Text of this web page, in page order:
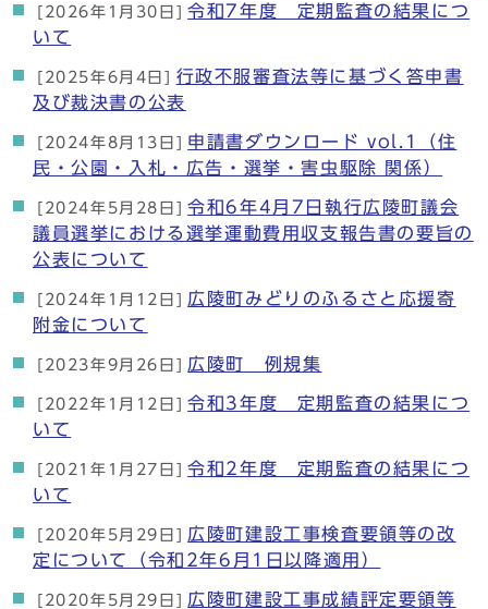
[2026年1月30日] 令和7年度 定期監査の結果につ
いて
[2025年6月4日] 行政不服審査法等に基づく答申書
及び裁決書の公表
[2024年8月13日] 申請書ダウンロード vol.1（住
民・公園・入札・広告・選挙・害虫駆除 関係）
[2024年5月28日] 令和6年4月7日執行広陵町議会
議員選挙における選挙運動費用収支報告書の要旨の
公表について
[2024年1月12日] 広陵町みどりのふるさと応援寄
附金について
[2023年9月26日] 広陵町 例規集
[2022年1月12日] 令和3年度 定期監査の結果につ
いて
[2021年1月27日] 令和2年度 定期監査の結果につ
いて
[2020年5月29日] 広陵町建設工事検査要領等の改
定について（令和2年6月1日以降適用）
[2020年5月29日] 広陵町建設工事成績評定要領等